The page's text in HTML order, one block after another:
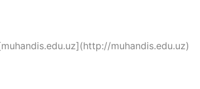
muhandis.edu.uz)